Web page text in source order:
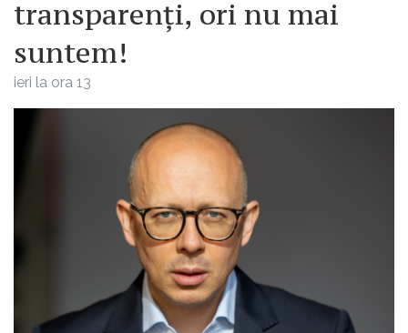
transparenți, ori nu mai
suntem!
ieri la ora 13